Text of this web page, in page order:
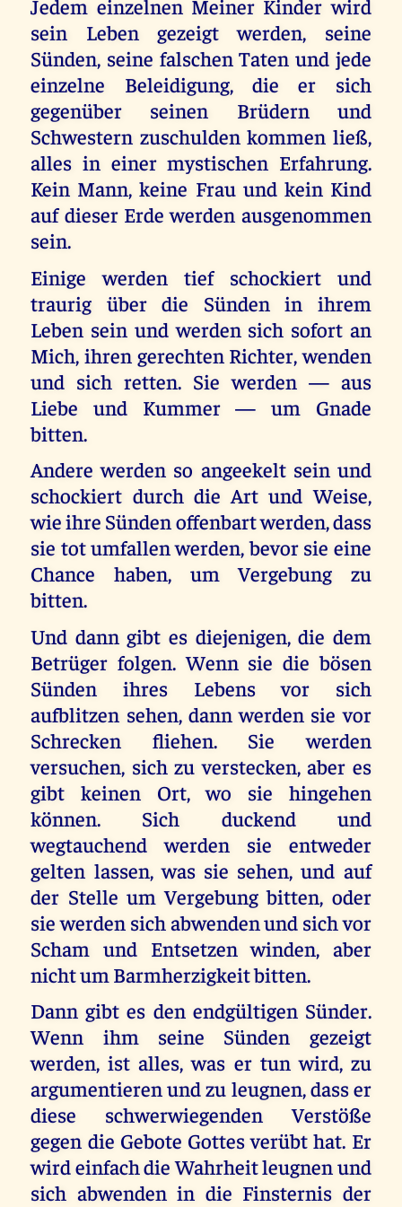
Jedem einzelnen Meiner Kinder wird
sein Leben gezeigt werden, seine
Sünden, seine falschen Taten und jede
einzelne Beleidigung, die er sich
gegenüber seinen Brüdern und
Schwestern zuschulden kommen ließ,
alles in einer mystischen Erfahrung.
Kein Mann, keine Frau und kein Kind
auf dieser Erde werden ausgenommen
sein.
Einige werden tief schockiert und
traurig über die Sünden in ihrem
Leben sein und werden sich sofort an
Mich, ihren gerechten Richter, wenden
und sich retten. Sie werden — aus
Liebe und Kummer — um Gnade
bitten.
Andere werden so angeekelt sein und
schockiert durch die Art und Weise,
wie ihre Sünden offenbart werden, dass
sie tot umfallen werden, bevor sie eine
Chance haben, um Vergebung zu
bitten.
Und dann gibt es diejenigen, die dem
Betrüger folgen. Wenn sie die bösen
Sünden ihres Lebens vor sich
aufblitzen sehen, dann werden sie vor
Schrecken fliehen. Sie werden
versuchen, sich zu verstecken, aber es
gibt keinen Ort, wo sie hingehen
können. Sich duckend und
wegtauchend werden sie entweder
gelten lassen, was sie sehen, und auf
der Stelle um Vergebung bitten, oder
sie werden sich abwenden und sich vor
Scham und Entsetzen winden, aber
nicht um Barmherzigkeit bitten.
Dann gibt es den endgültigen Sünder.
Wenn ihm seine Sünden gezeigt
werden, ist alles, was er tun wird, zu
argumentieren und zu leugnen, dass er
diese schwerwiegenden Verstöße
gegen die Gebote Gottes verübt hat. Er
wird einfach die Wahrheit leugnen und
sich abwenden in die Finsternis der